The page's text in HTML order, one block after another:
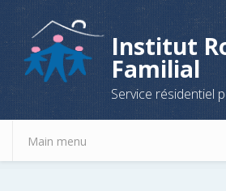
Aller au contenu principal
Institut
Familial
Service résidentiel